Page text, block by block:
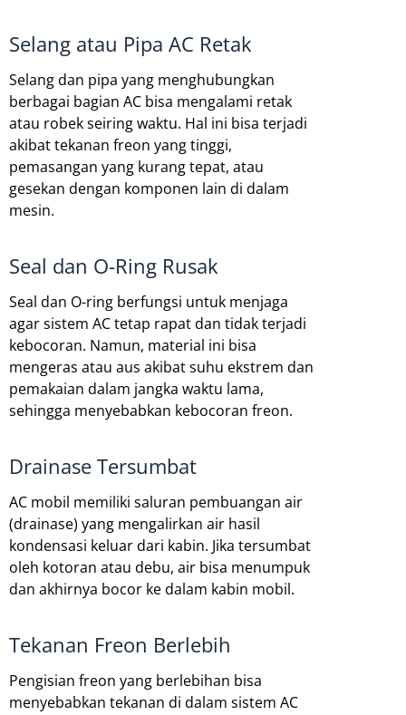
Selang atau Pipa AC Retak
Selang dan pipa yang menghubungkan
berbagai bagian AC bisa mengalami retak
atau robek seiring waktu. Hal ini bisa terjadi
akibat tekanan freon yang tinggi,
pemasangan yang kurang tepat, atau
gesekan dengan komponen lain di dalam
mesin.
Seal dan O-Ring Rusak
Seal dan O-ring berfungsi untuk menjaga
agar sistem AC tetap rapat dan tidak terjadi
kebocoran. Namun, material ini bisa
mengeras atau aus akibat suhu ekstrem dan
pemakaian dalam jangka waktu lama,
sehingga menyebabkan kebocoran freon.
Drainase Tersumbat
AC mobil memiliki saluran pembuangan air
(drainase) yang mengalirkan air hasil
kondensasi keluar dari kabin. Jika tersumbat
oleh kotoran atau debu, air bisa menumpuk
dan akhirnya bocor ke dalam kabin mobil.
Tekanan Freon Berlebih
Pengisian freon yang berlebihan bisa
menyebabkan tekanan di dalam sistem AC